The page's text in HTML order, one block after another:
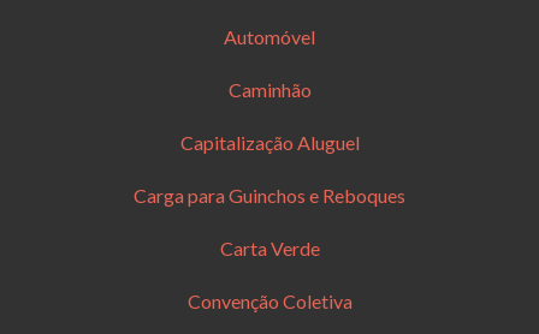
Automóvel
Caminhão
Capitalização Aluguel
Carga para Guinchos e Reboques
Carta Verde
Convenção Coletiva